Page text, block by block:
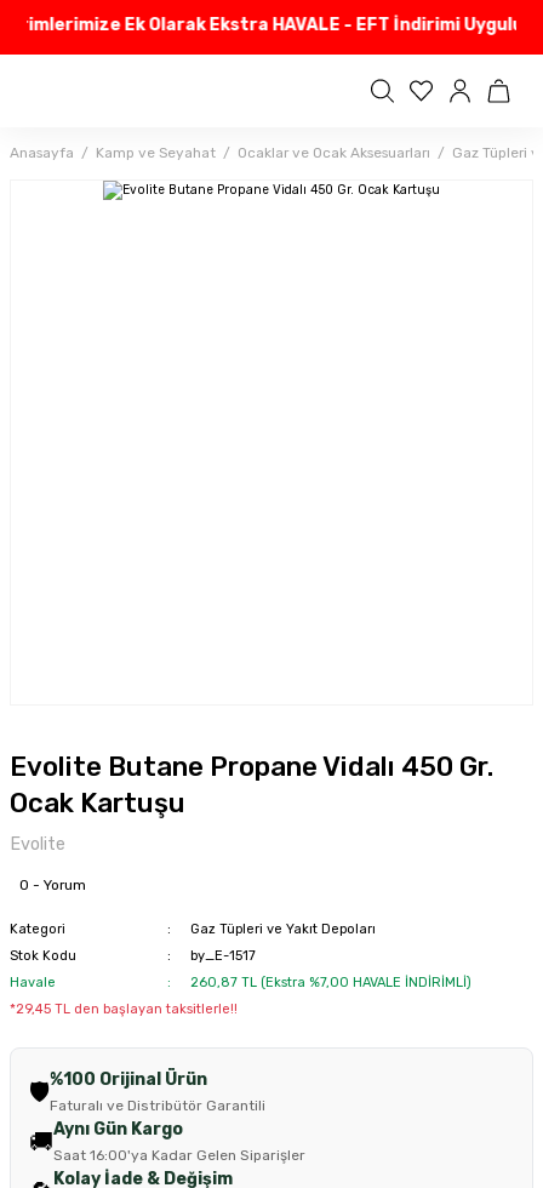
Ek Olarak Ekstra HAVALE - EFT İndirimi
Anasayfa Kamp ve Seyahat Ocaklar ve Ocak Aksesuarları Gaz Tüpleri
Evolite Butane Propane Vidalı 450 Gr.
Ocak Kartuşu
Evolite
0 - Yorum
Kategori
Gaz Tüpleri ve Yakıt Depoları
Stok Kodu
by_E-1517
Havale
260,87 TL (Ekstra %7,00 HAVALE İNDİRİMLİ)
*29,45 TL den başlayan taksitlerle!!
🛡️%100 Orijinal Ürün
Faturalı ve Distribütör Garantili
🚚Aynı Gün Kargo
Saat 16:00'ya Kadar Gelen Siparişler
Kolay İade & Değişim